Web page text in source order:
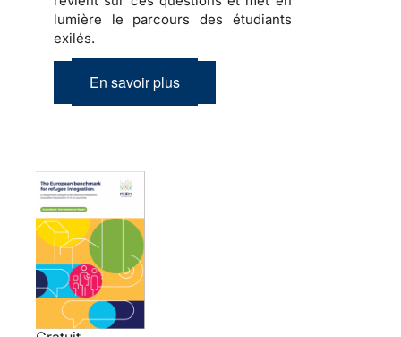
lumière le parcours des étudiants
exilés.
En savoir plus